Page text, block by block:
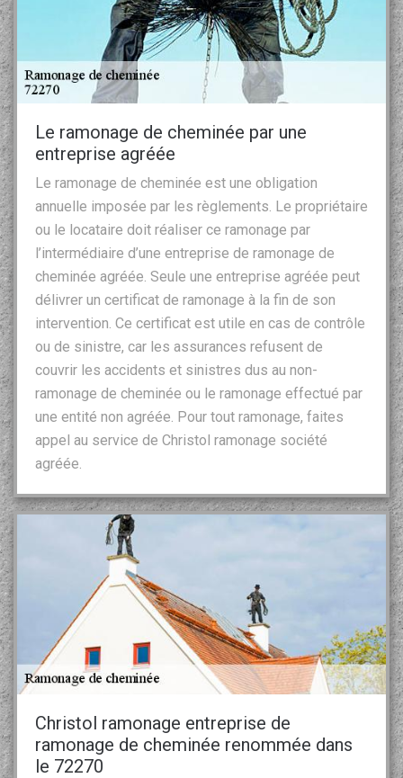
Le ramonage de cheminée par une
entreprise agréée
Le ramonage de cheminée est une obligation
annuelle imposée par les règlements. Le propriétaire
ou le locataire doit réaliser ce ramonage par
l’intermédiaire d’une entreprise de ramonage de
cheminée agréée. Seule une entreprise agréée peut
délivrer un certificat de ramonage à la fin de son
intervention. Ce certificat est utile en cas de contrôle
ou de sinistre, car les assurances refusent de
couvrir les accidents et sinistres dus au non-
ramonage de cheminée ou le ramonage effectué par
une entité non agréée. Pour tout ramonage, faites
appel au service de Christol ramonage société
agréée.
Christol ramonage entreprise de
ramonage de cheminée renommée dans
le 72270